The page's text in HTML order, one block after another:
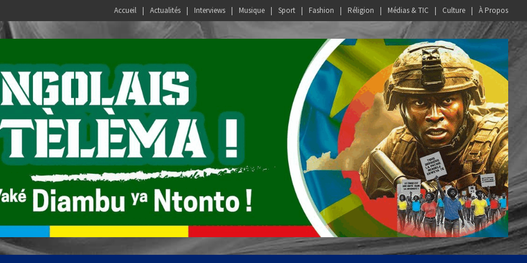
Accueil Actualités Interviews Musique Sport Fashion Réligion Médias & TIC Culture À Propos